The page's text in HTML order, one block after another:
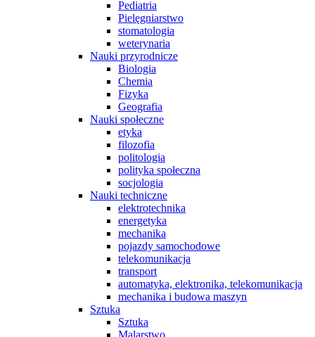
Pediatria
Pielęgniarstwo
stomatologia
weterynaria
Nauki przyrodnicze
Biologia
Chemia
Fizyka
Geografia
Nauki społeczne
etyka
filozofia
politologia
polityka społeczna
socjologia
Nauki techniczne
elektrotechnika
energetyka
mechanika
pojazdy samochodowe
telekomunikacja
transport
automatyka, elektronika, telekomunikacja
mechanika i budowa maszyn
Sztuka
Sztuka
Malarstwo